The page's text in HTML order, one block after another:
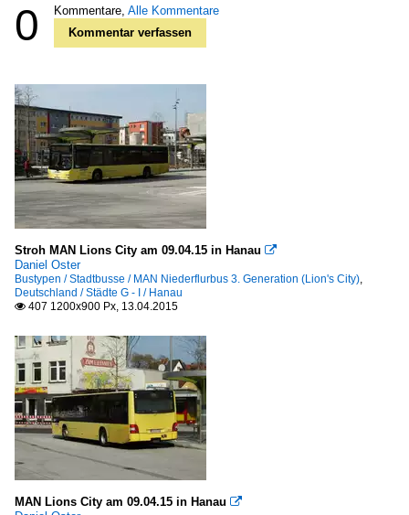
0 Kommentare, Alle Kommentare
Kommentar verfassen
Stroh MAN Lions City am 09.04.15 in Hanau 
Daniel Oster
Bustypen / Stadtbusse / MAN Niederflurbus 3. Generation (Lion's City),
Deutschland / Städte G - I / Hanau
 407 1200x900 Px, 13.04.2015
MAN Lions City am 09.04.15 in Hanau 